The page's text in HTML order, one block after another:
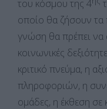
του κόσμου της 4
οποίο θα ζήσουν τα
γνώση θα πρέπει να
κοινωνικές
κριτικό πνεύμα, η
πληροφοριών, η
ομάδες, η έκθεση σε